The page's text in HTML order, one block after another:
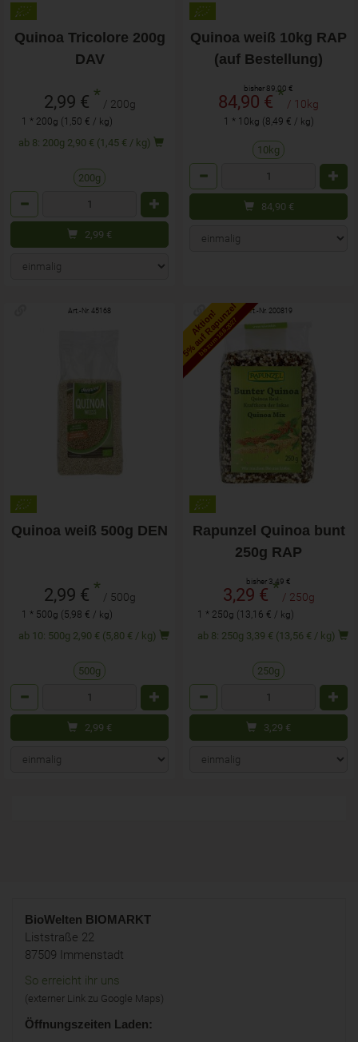
Quinoa Tricolore 200g
DAV
2,99 € * / 200g
1 * 200g (1,50 € / kg)
ab 8: 200g 2,90 € (1,45 € / kg)
200g
2,99 €
Quinoa weiß 10kg RAP
(auf Bestellung)
bisher 89,00 €
84,90 €* / 10kg
1 * 10kg (8,49 € / kg)
10kg
84,90 €
Art.-Nr. 45168
Quinoa weiß 500g DEN
2,99 € * / 500g
1 * 500g (5,98 € / kg)
ab 10: 500g 2,90 € (5,80 € / kg)
500g
2,99 €
Aktion!
5% auf Rapunzel
bis zum 16.6.2027
Art.-Nr. 200819
Rapunzel Quinoa bunt
250g RAP
bisher 3,49 €
3,29 €* / 250g
1 * 250g (13,16 € / kg)
ab 8: 250g 3,39 € (13,56 € / kg)
250g
3,29 €
BioWelten BIOMARKT
Liststraße 22
87509 Immenstadt
So erreicht ihr uns
(externer Link zu Google Maps)
Öffnungszeiten Laden: